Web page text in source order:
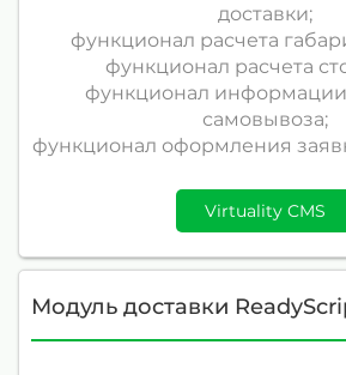
доставки;
функционал расчета
функционал расчета
функционал информации
самовывоза;
функционал оформления
Virtuality CMS
Модуль доставки